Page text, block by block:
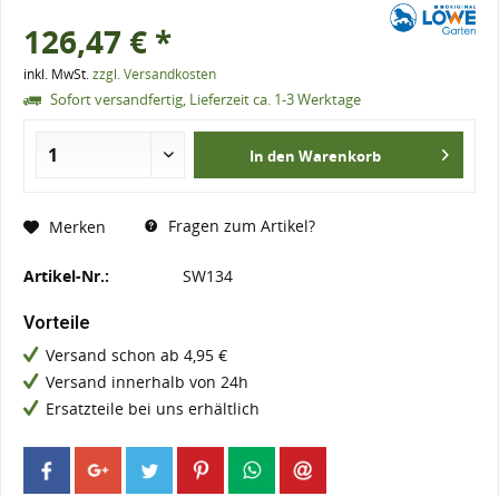
126,47 € *
inkl. MwSt.zzgl. Versandkosten
Sofort versandfertig, Lieferzeit ca. 1-3 Werktage
In den Warenkorb
Merken Fragen zum Artikel?
Artikel-Nr.: SW134
Vorteile
Versand schon ab 4,95 €
Versand innerhalb von 24h
Ersatzteile bei uns erhältlich